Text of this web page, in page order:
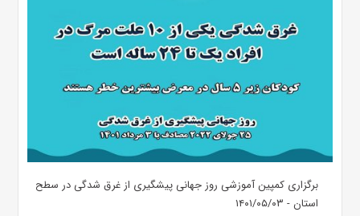
برگزاری کمپین آموزشی روز جهانی پیشگیری از غرق شدگی در سطح
استان - ۱۴۰۱/۰۵/۰۳